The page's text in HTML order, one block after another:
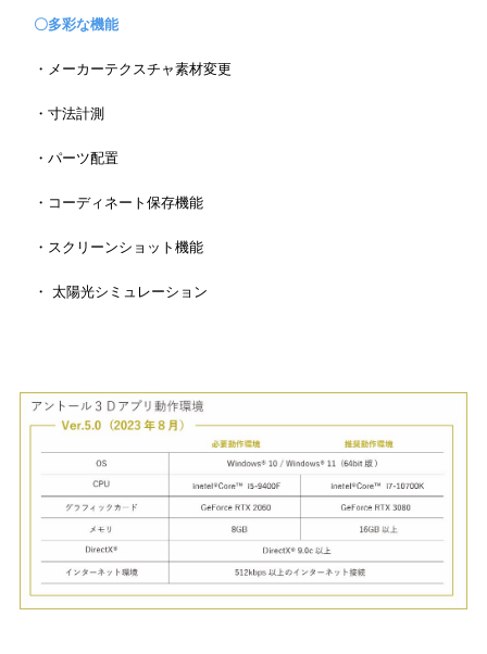
〇多彩な機能
・メーカーテクスチャ素材変更
・寸法計測
・パーツ配置
・コーディネート保存機能
・スクリーンショット機能
・ 太陽光シミュレーション